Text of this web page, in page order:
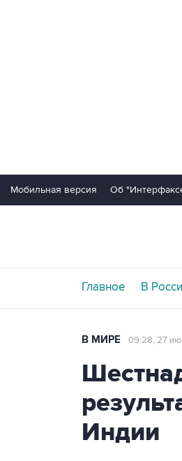
Мобильная версия Об
Главное В
В МИРЕ 09:28, 27
Индии